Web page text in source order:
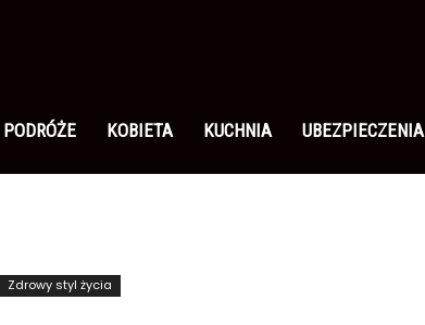
PODRÓŻE KOBIETA KUCHNIA UBEZPIECZENIA
Zdrowy styl życia